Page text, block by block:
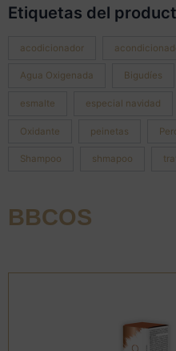
Etiquetas del
acodicionador
Agua Oxigenada Bigudíes
esmalte especial navidad
Oxidante peinetas
Shampoo shmapoo
BBCOS